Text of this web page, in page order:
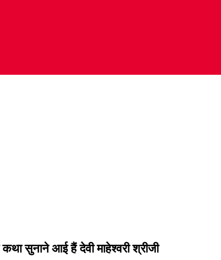
सुनाने आई हैं देवी माहेश्वरी श्रीजी